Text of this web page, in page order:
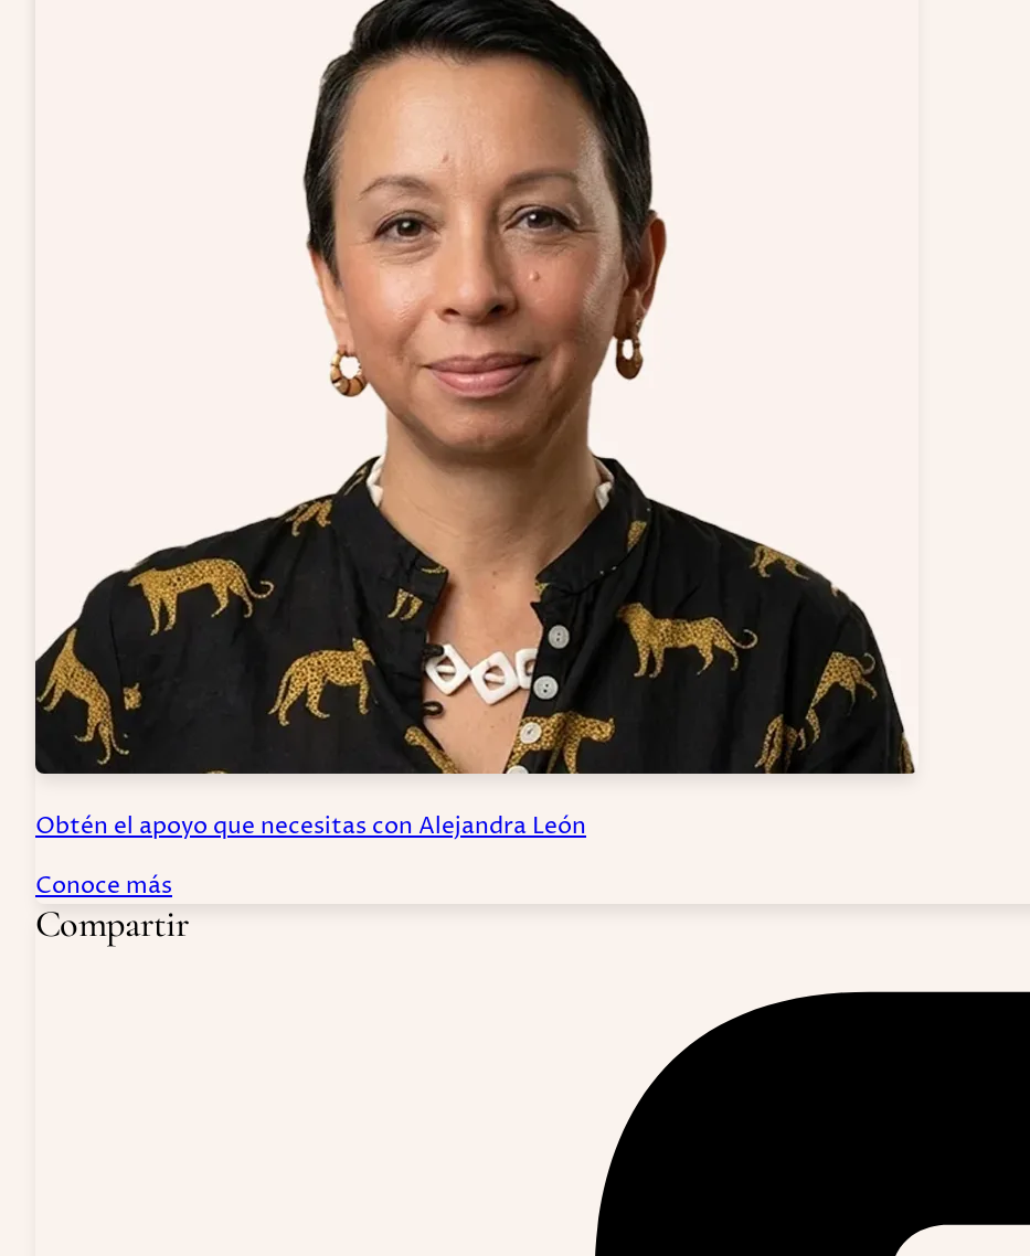
Obtén el apoyo que necesitas con Alejandra León
Conoce más
Compartir